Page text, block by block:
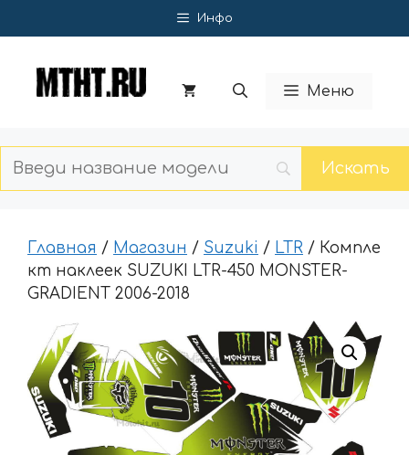
к
Инфо
Меню
Главная / Магазин / Suzuki / LTR / Компле
кт наклеек SUZUKI LTR-450 MONSTER-
GRADIENT 2006-2018